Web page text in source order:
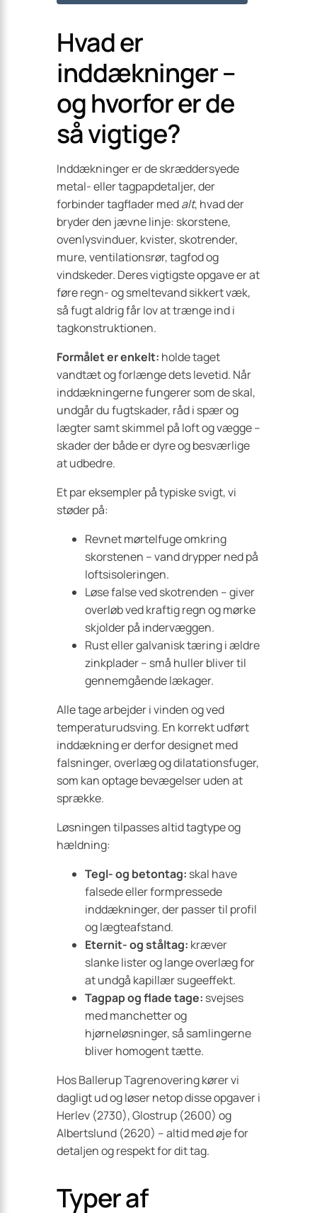
Hvad er
inddækninger –
og hvorfor er de
så vigtige?
Inddækninger er de skræddersyede
metal- eller tagpapdetaljer, der
forbinder tagflader medalt, hvad der
bryder den jævne linje: skorstene,
ovenlysvinduer, kvister, skotrender,
mure, ventilationsrør, tagfod og
vindskeder. Deres vigtigste opgave er at
føre regn- og smeltevand sikkert væk,
så fugt aldrig får lov at trænge ind i
tagkonstruktionen.
Formålet er enkelt: holde taget
vandtæt og forlænge dets levetid. Når
inddækningerne fungerer som de skal,
undgår du fugtskader, råd i spær og
lægter samt skimmel på loft og vægge –
skader der både er dyre og besværlige
at udbedre.
Et par eksempler på typiske svigt, vi
støder på:
Revnet mørtelfuge omkring
skorstenen – vand drypper ned på
loftsisoleringen.
Løse false ved skotrenden – giver
overløb ved kraftig regn og mørke
skjolder på indervæggen.
Rust eller galvanisk tæring i ældre
zinkplader – små huller bliver til
gennemgående lækager.
Alle tage arbejder i vinden og ved
temperaturudsving. En korrekt udført
inddækning er derfor designet med
falsninger, overlæg og dilatationsfuger,
som kan optage bevægelser uden at
sprække.
Løsningen tilpasses altid tagtype og
hældning:
Tegl- og betontag: skal have
falsede eller formpressede
inddækninger, der passer til profil
og lægteafstand.
Eternit- og ståltag: kræver
slanke lister og lange overlæg for
at undgå kapillær sugeeffekt.
Tagpap og flade tage: svejses
med manchetter og
hjørneløsninger, så samlingerne
bliver homogent tætte.
Hos Ballerup Tagrenovering kører vi
dagligt ud og løser netop disse opgaver i
Herlev (2730), Glostrup (2600) og
Albertslund (2620) – altid med øje for
detaljen og respekt for dit tag.
Typer af